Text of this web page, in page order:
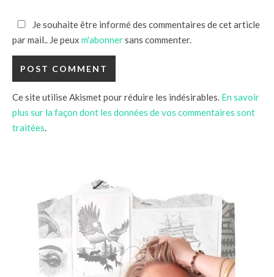
Je souhaite être informé des commentaires de cet article
par mail.. Je peux m'abonnersans commenter.
Ce site utilise Akismet pour réduire les indésirables. En savoir
plus sur la façon dont les données de vos commentaires sont
traitées.